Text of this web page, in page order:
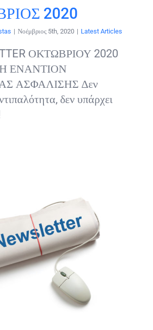
2020
| Νοέμβριος 5th, 2020 | Latest Articles
ΟΚΤΩΒΡΙΟΥ 2020
ΕΝΑΝΤΙΟΝ
ΑΣΦΑΛΙΣΗΣ Δεν
δεν υπάρχει